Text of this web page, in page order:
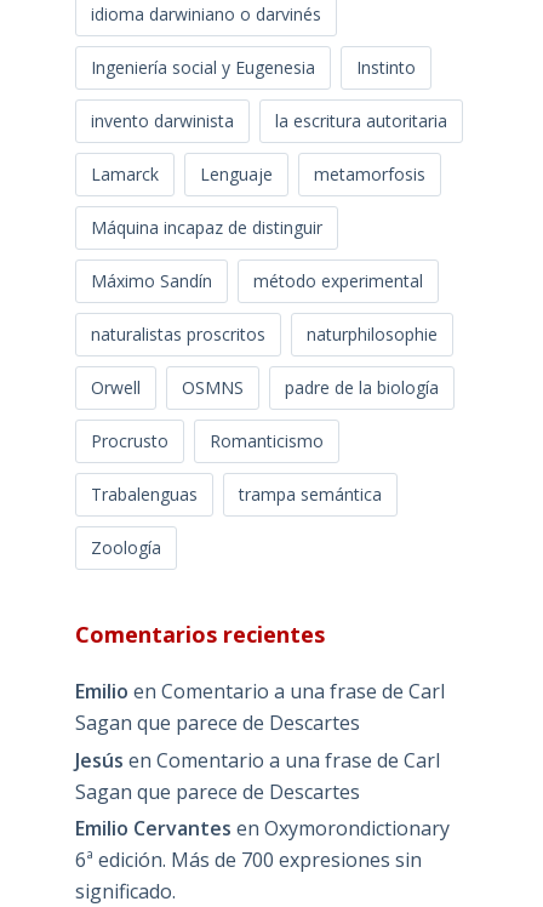
idioma darwiniano o darvinés
Ingeniería social y Eugenesia Instinto
invento darwinista la escritura autoritaria
Lamarck Lenguaje metamorfosis
Máquina incapaz de distinguir
Máximo Sandín método experimental
naturalistas proscritos naturphilosophie
Orwell OSMNS padre de la biología
Procrusto Romanticismo
Trabalenguas trampa semántica
Zoología
Comentarios recientes
Emilio en Comentario a una frase de Carl
Sagan que parece de Descartes
Jesús en Comentario a una frase de Carl
Sagan que parece de Descartes
Emilio Cervantes en Oxymorondictionary
6ª edición. Más de 700 expresiones sin
significado.